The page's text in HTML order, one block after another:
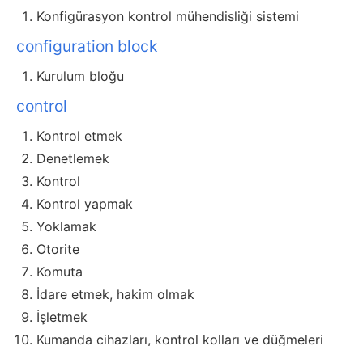
Konfigürasyon kontrol mühendisliği sistemi
configuration block
Kurulum bloğu
control
Kontrol etmek
Denetlemek
Kontrol
Kontrol yapmak
Yoklamak
Otorite
Komuta
İdare etmek, hakim olmak
İşletmek
Kumanda cihazları, kontrol kolları ve düğmeleri